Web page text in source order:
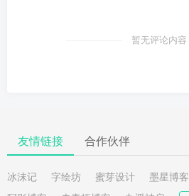
暂无评论内容
友情链接 合作伙伴
冰沫记 字绘坊 蜜芽设计 墨星博客